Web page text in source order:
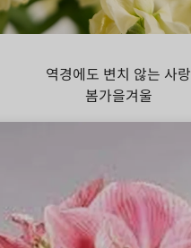
역경에도 변치 않는 사랑
봄가을겨울